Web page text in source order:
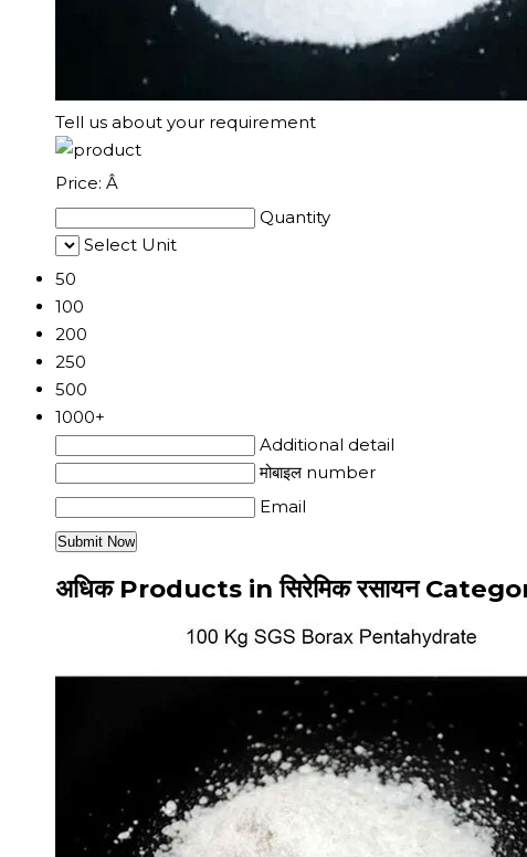
Tell us about your requirement
Price: Â
Quantity
Select Unit
50
100
200
250
500
1000+
Additional detail
मोबाइल number
Email
अधिक Products in सिरेमिक रसायन